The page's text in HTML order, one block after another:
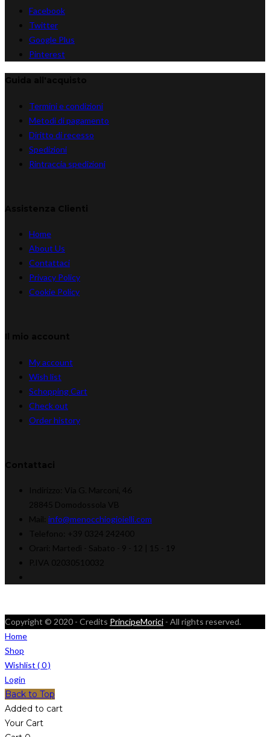
Facebook
Twitter
Google Plus
Pinterest
Termini e condizioni
Metodi di pagamento
Diritto di recesso
Spedizioni
Rintraccia spedizioni
Home
About Us
Contattaci
Privacy Policy
Cookie Policy
My account
Wish list
Schopping Cart
Check out
Order history
info@menocchiogioielli.com
Copyright © 2020 - Credits PrincipeMorici - All rights reserved.
Home
Shop
Wishlist (0)
Login
Back to Top
Added to cart
Your Cart